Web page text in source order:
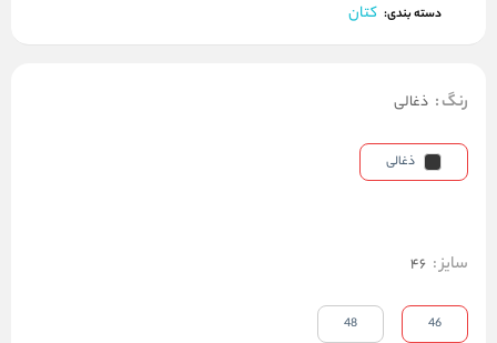
دسته بندی: کتان
رنگ: ذغالی
ذغالی
سایز:
46
46
48